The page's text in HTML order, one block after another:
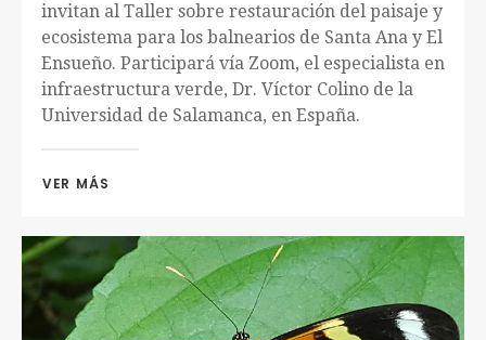
invitan al Taller sobre restauración del paisaje y
ecosistema para los balnearios de Santa Ana y El
Ensueño. Participará vía Zoom, el especialista en
infraestructura verde, Dr. Víctor Colino de la
Universidad de Salamanca, en España.
VER MÁS